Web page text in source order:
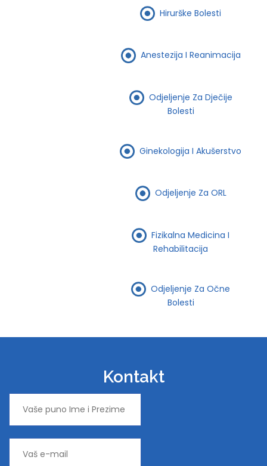
Hirurške Bolesti
Anestezija I Reanimacija
Odjeljenje Za Dječije
Bolesti
Ginekologija I Akušerstvo
Odjeljenje Za ORL
Fizikalna Medicina I
Rehabilitacija
Odjeljenje Za Očne
Bolesti
Kontakt